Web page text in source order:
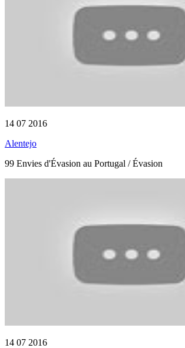
14 07 2016
Alentejo
99 Envies d'Évasion au Portugal / Évasion
14 07 2016